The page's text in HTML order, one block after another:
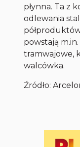
płynna. Ta z
odlewania
powstają
tramwajowe,
walcówka.
Źródło: